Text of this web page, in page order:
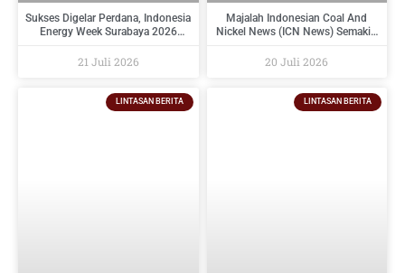
Sukses Digelar Perdana, Indonesia
Energy Week Surabaya 2026
Indonesia Timur dan Siap Kembali
21 Juli 2026
Majalah Indonesian Coal And
Nickel News (ICN News) Semakin
Dan Industri Pendukungnya
20 Juli 2026
LINTASAN BERITA LINTASAN BERITA